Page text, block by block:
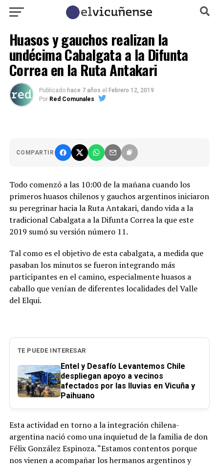
Huasos y gauchos realizan la
undécima Cabalgata a la Difunta
Correa en la Ruta Antakari
Publicado hace 7 años el Febrero 12, 2019
Por Red Comunales
COMPARTIR
Todo comenzó a las 10:00 de la mañana cuando los
primeros huasos chilenos y gauchos argentinos iniciaron
su peregrinar hacia la Ruta Antakari, dando vida a la
tradicional Cabalgata a la Difunta Correa la que este
2019 sumó su versión número 11.
Tal como es el objetivo de esta cabalgata, a medida que
pasaban los minutos se fueron integrando más
participantes en el camino, especialmente huasos a
caballo que venían de diferentes localidades del Valle
del Elqui.
TE PUEDE INTERESAR
Entel y Desafío Levantemos Chile
despliegan apoyo a vecinos
afectados por las lluvias en Vicuña y
Paihuano
Esta actividad en torno a la integración chilena-
argentina nació como una inquietud de la familia de don
Félix González Espinoza. “Estamos contentos porque
nos vienen a acompañar los hermanos argentinos y